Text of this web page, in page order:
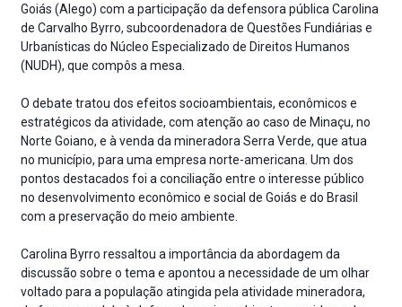
Goiás (Alego) com a participação da defensora pública Carolina
de Carvalho Byrro, subcoordenadora de Questões Fundiárias e
Urbanísticas do Núcleo Especializado de Direitos Humanos
(NUDH), que compôs a mesa.
O debate tratou dos efeitos socioambientais, econômicos e
estratégicos da atividade, com atenção ao caso de Minaçu, no
Norte Goiano, e à venda da mineradora Serra Verde, que atua
no município, para uma empresa norte-americana. Um dos
pontos destacados foi a conciliação entre o interesse público
no desenvolvimento econômico e social de Goiás e do Brasil
com a preservação do meio ambiente.
Carolina Byrro ressaltou a importância da abordagem da
discussão sobre o tema e apontou a necessidade de um olhar
voltado para a população atingida pela atividade mineradora,